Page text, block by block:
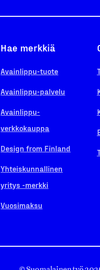
Hae merkkiä
Avainlippu-tuote
Avainlippu-palvelu
Avainlippu-
verkkokauppa
Design from Finland
Yhteiskunnallinen
yritys -merkki
Vuosimaksu